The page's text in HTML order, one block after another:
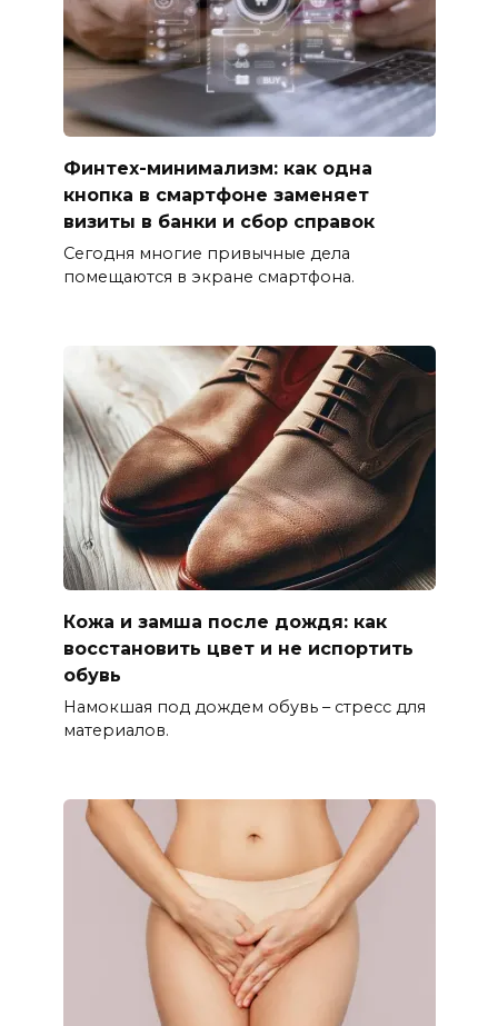
Финтех-минимализм: как одна
кнопка в смартфоне заменяет
визиты в банки и сбор справок
Сегодня многие привычные дела
помещаются в экране смартфона.
Кожа и замша после дождя: как
восстановить цвет и не испортить
обувь
Намокшая под дождем обувь – стресс для
материалов.